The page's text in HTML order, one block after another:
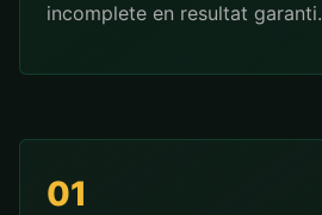
incomplete en resultat garanti.
01